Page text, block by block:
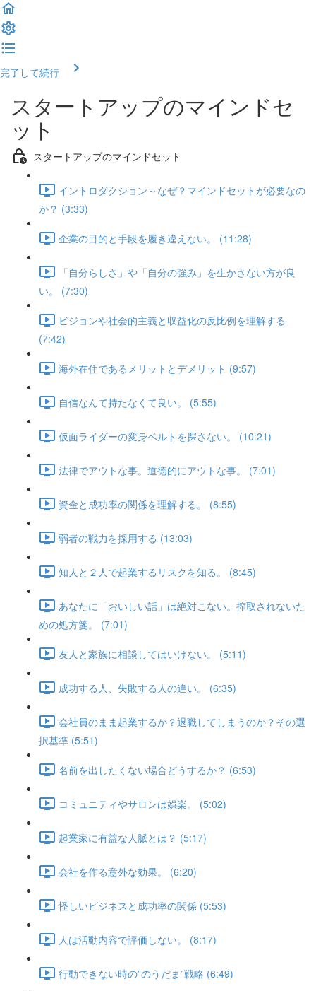
完了して続行
スタートアップのマインドセ
ット
スタートアップのマインドセット
イントロダクション～なぜ？マインドセットが必要なの
か？ (3:33)
企業の目的と手段を履き違えない。 (11:28)
「自分らしさ」や「自分の強み」を生かさない方が良
い。 (7:30)
ビジョンや社会的主義と収益化の反比例を理解する
(7:42)
海外在住であるメリットとデメリット (9:57)
自信なんて持たなくて良い。 (5:55)
仮面ライダーの変身ベルトを探さない。 (10:21)
法律でアウトな事。道徳的にアウトな事。 (7:01)
資金と成功率の関係を理解する。 (8:55)
弱者の戦力を採用する (13:03)
知人と２人で起業するリスクを知る。 (8:45)
あなたに「おいしい話」は絶対こない。搾取されないた
めの処方箋。 (7:01)
友人と家族に相談してはいけない。 (5:11)
成功する人、失敗する人の違い。 (6:35)
会社員のまま起業するか？退職してしまうのか？その選
択基準 (5:51)
名前を出したくない場合どうするか？ (6:53)
コミュニティやサロンは娯楽。 (5:02)
起業家に有益な人脈とは？ (5:17)
会社を作る意外な効果。 (6:20)
怪しいビジネスと成功率の関係 (5:53)
人は活動内容で評価しない。 (8:17)
行動できない時の”のうだま”戦略 (6:49)